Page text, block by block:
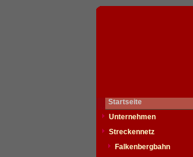
Startseite
Unternehmen
Streckennetz
Falkenbergbahn